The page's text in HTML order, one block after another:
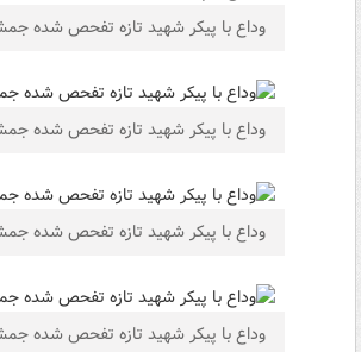
وداع با پیکر شهید تازه تفحص شده
وداع با پیکر شهید تازه تفحص شده
وداع با پیکر شهید تازه تفحص شده
وداع با پیکر شهید تازه تفحص شده